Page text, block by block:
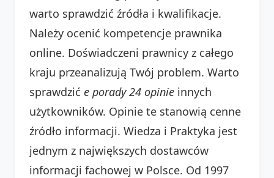
warto sprawdzić źródła i kwalifikacje.
Należy ocenić kompetencje prawnika
online. Doświadczeni prawnicy z całego
kraju przeanalizują Twój problem. Warto
sprawdzić e porady 24 opinie innych
użytkowników. Opinie te stanowią cenne
źródło informacji. Wiedza i Praktyka jest
jednym z największych dostawców
informacji fachowej w Polsce. Od 1997